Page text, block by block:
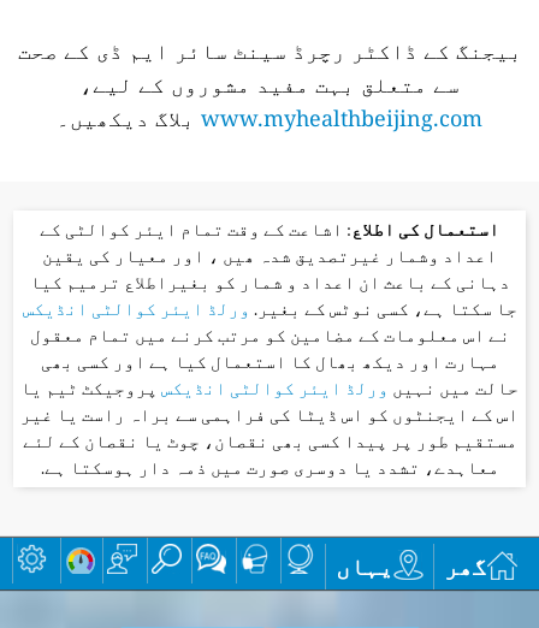
بیجنگ کے ڈاکٹر رچرڈ سینٹ سائر ایم ڈی کے صحت
سے متعلق بہت مفید مشوروں کے لیے،
www.myhealthbeijing.com بلاگ دیکھیں۔
استعمال کی اطلاع: اشاعت کے وقت تمام ایئر کوالٹی کے
اعداد وشمار غیرتصدیق شدہ ھیں ، اور معیار کی یقین
دہانی کے باعث ان اعداد و شمار کو بغیراطلاع ترمیم کیا
جا سکتا ہے، کسی نوٹس کے بغیر. ورلڈ ایئر کوالٹی انڈیکس
نے اس معلومات کے مضامین کو مرتب کرنے میں تمام معقول
مہارت اور دیکھ بھال کا استعمال کیا ہے اور کسی بھی
حالت میں نہیں ورلڈ ایئر کوالٹی انڈیکس پروجیکٹ ٹیم یا
اس کے ایجنٹوں کو اس ڈیٹا کی فراہمی سے براہ راست یا غیر
مستقیم طور پر پیدا کسی بھی نقصان، چوٹ یا نقصان کے لئے
معاہدے، تشدد یا دوسری صورت میں ذمہ دار ہوسکتا ہے.
گھر یہاں